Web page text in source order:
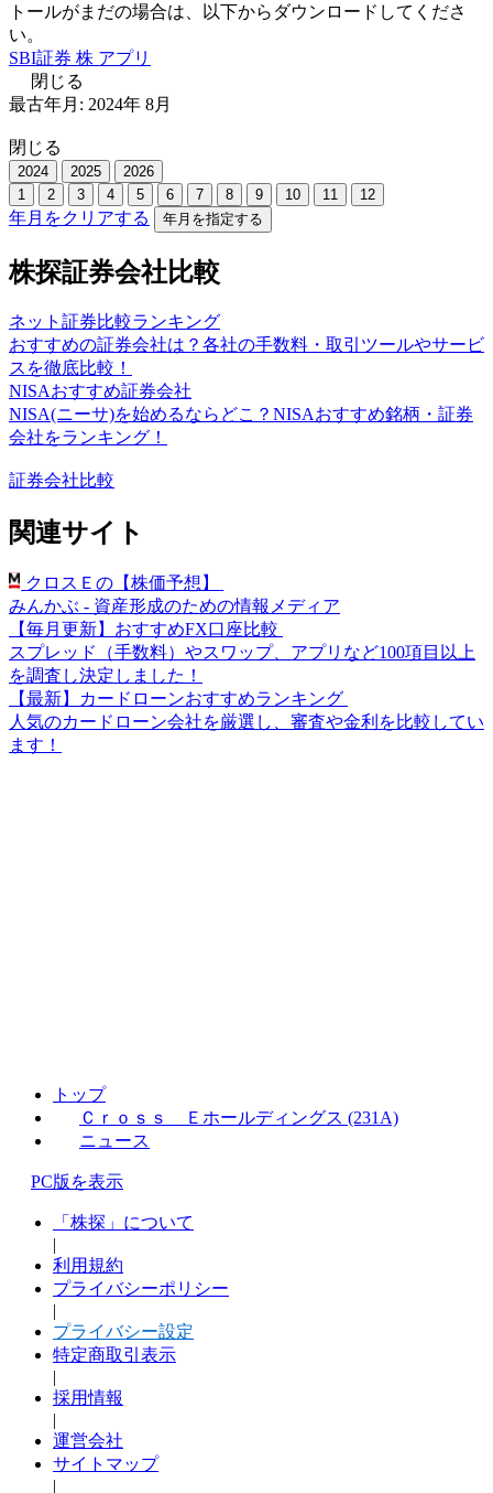
トールがまだの場合は、以下からダウンロードしてくださ
い。
SBI証券 株 アプリ
閉じる
最古年月: 2024年 8月
閉じる
2024 2025
2026
1
2 3 4 5 6 7 8 9 10 11 12
年月をクリアする 年月を指定する
株探証券会社比較
ネット証券比較ランキング
おすすめの証券会社は？各社の手数料・取引ツールやサービ
スを徹底比較！
NISAおすすめ証券会社
NISA(ニーサ)を始めるならどこ？NISAおすすめ銘柄・証券
会社をランキング！
証券会社比較
関連サイト
クロスＥの【株価予想】
みんかぶ - 資産形成のための情報メディア
【毎月更新】おすすめFX口座比較
スプレッド（手数料）やスワップ、アプリなど100項目以上
を調査し決定しました！
【最新】カードローンおすすめランキング
人気のカードローン会社を厳選し、審査や金利を比較してい
ます！
トップ
Ｃｒｏｓｓ Ｅホールディングス (231A)
ニュース
PC版を表示
「株探」について
|
利用規約
プライバシーポリシー
|
プライバシー設定
特定商取引表示
|
採用情報
|
運営会社
サイトマップ
|